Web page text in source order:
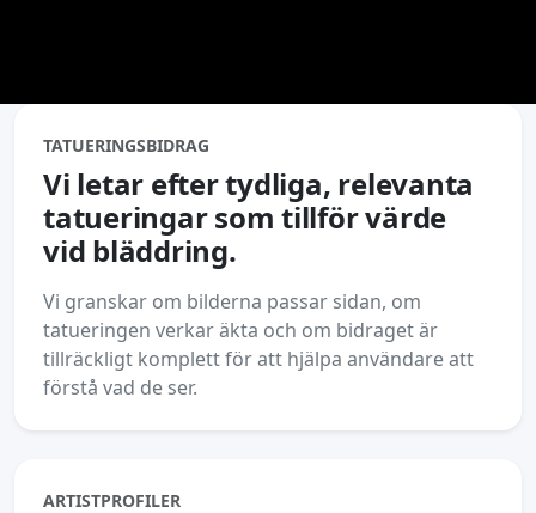
TATUERINGSBIDRAG
Vi letar efter tydliga, relevanta
tatueringar som tillför värde
vid bläddring.
Vi granskar om bilderna passar sidan, om
tatueringen verkar äkta och om bidraget är
tillräckligt komplett för att hjälpa användare att
förstå vad de ser.
ARTISTPROFILER